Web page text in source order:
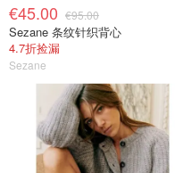
€45.00 €95.00
Sezane 条纹针织背心
4.7折捡漏
Sezane